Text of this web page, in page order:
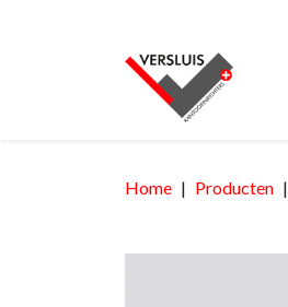
Home Producten